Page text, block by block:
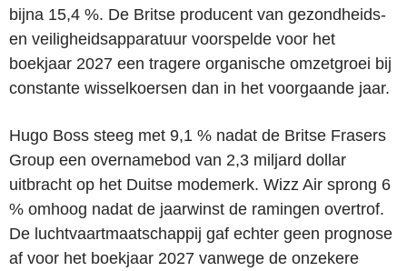
bijna 15,4 %. De Britse producent van gezondheids-
en veiligheidsapparatuur voorspelde voor het
boekjaar 2027 een tragere organische omzetgroei bij
constante wisselkoersen dan in het voorgaande jaar.
Hugo Boss steeg met 9,1 % nadat de Britse Frasers
Group een overnamebod van 2,3 miljard dollar
uitbracht op het Duitse modemerk. Wizz Air sprong 6
% omhoog nadat de jaarwinst de ramingen overtrof.
De luchtvaartmaatschappij gaf echter geen prognose
af voor het boekjaar 2027 vanwege de onzekere